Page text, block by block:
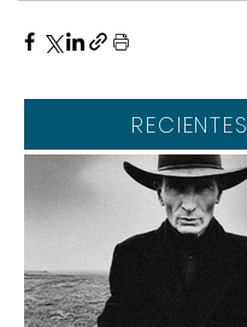
RECIENTES